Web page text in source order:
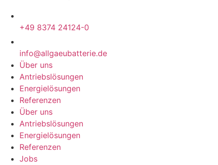
+49 8374 24124-0
info@allgaeubatterie.de
Über uns
Antriebslösungen
Energielösungen
Referenzen
Über uns
Antriebslösungen
Energielösungen
Referenzen
Jobs